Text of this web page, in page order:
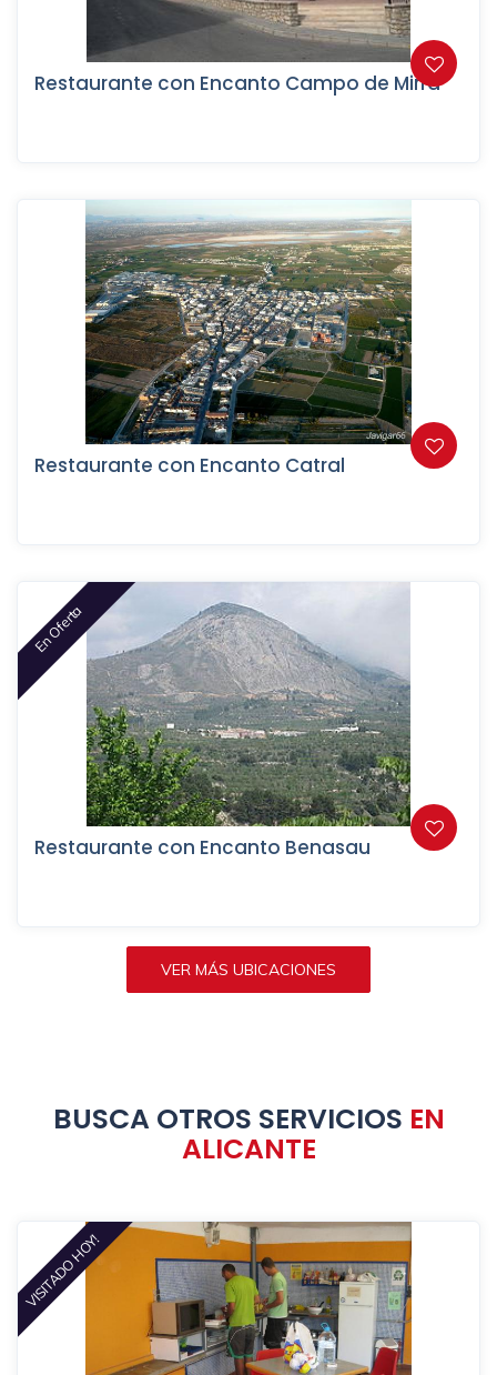
Restaurante con Encanto Campo de Mirra
Restaurante con Encanto Catral
En Oferta
Restaurante con Encanto Benasau
VER MÁS UBICACIONES
BUSCA OTROS SERVICIOS EN
ALICANTE
VISITADO HOY!